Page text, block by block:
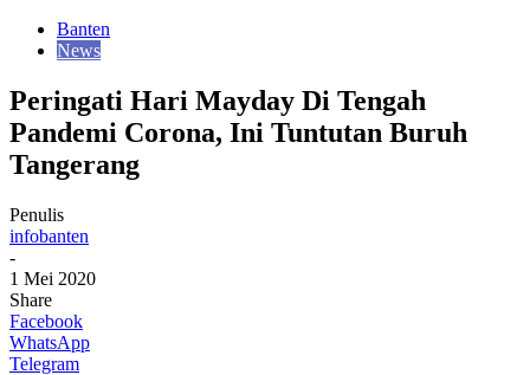
Banten
News
Peringati Hari Mayday Di Tengah
Pandemi Corona, Ini Tuntutan Buruh
Tangerang
Penulis
infobanten
-
1 Mei 2020
Share
Facebook
WhatsApp
Telegram